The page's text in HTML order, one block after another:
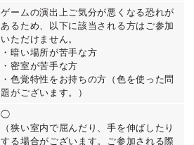
ゲームの演出上ご気分が悪くなる恐れが
あるため、以下に該当される方はご参加
いただけません。
・暗い場所が苦手な方
・密室が苦手な方
・色覚特性をお持ちの方（色を使った問
題がございます。）
◯
（狭い室内で屈んだり、手を伸ばしたり
する場合がございます。ご参加される際